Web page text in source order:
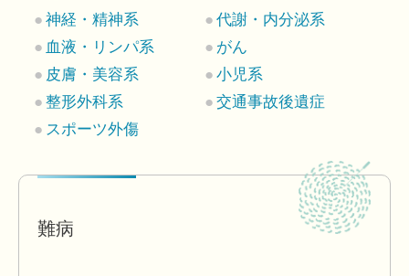
神経・精神系
代謝・内分泌系
血液・リンパ系
がん
皮膚・美容系
小児系
整形外科系
交通事故後遺症
スポーツ外傷
難病